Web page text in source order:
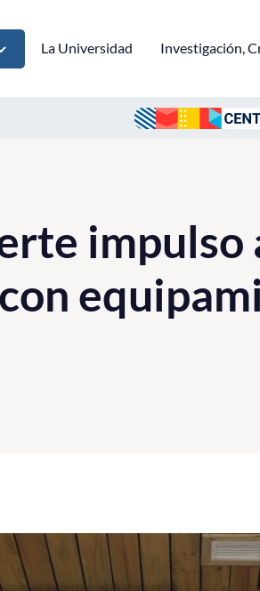
La Universidad Investigación,
impulso